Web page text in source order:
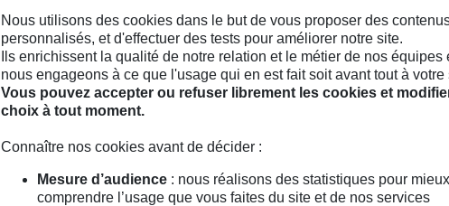
Nous utilisons des cookies dans le but de vous proposer des
personnalisés, et d'effectuer des tests pour améliorer notre site.
Ils enrichissent la qualité de notre relation et le métier de nos équipes
nous engageons à ce que l'usage qui en est fait soit avant tout à votre
Vous pouvez accepter ou refuser librement les cookies et
choix à tout moment.
Connaître nos cookies avant de décider :
Mesure d’audience : nous réalisons des statistiques pour mieux
comprendre l’usage que vous faites du site et de nos services